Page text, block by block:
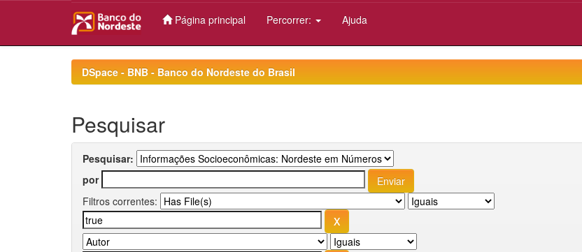
Página principal Percorrer: Ajuda
DSpace - BNB - Banco do Nordeste do Brasil
Pesquisar
Pesquisar:
por
Filtros correntes: